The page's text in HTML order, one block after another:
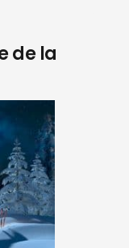
de la